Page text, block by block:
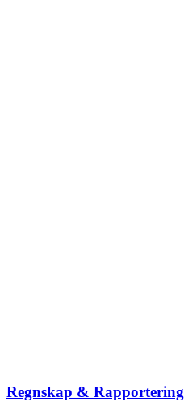
Regnskap & Rapportering